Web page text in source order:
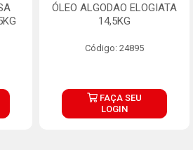
ÓLEO ALGODAO ELOGIATA
14,5KG
Código: 24895
FAÇA SEU
LOGIN